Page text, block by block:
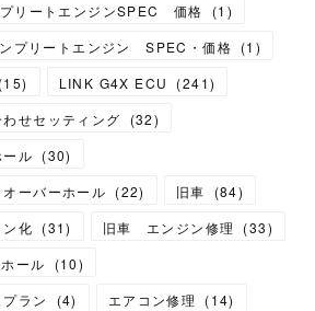
リートエンジンSPEC 価格
(1 )
プリートエンジン SPEC・価格 (1 )
(15) LINK G4X ECU (241)
せセッティング
(32)
ル (30)
ーバーホール (22) 旧車 (84)
化 (31) 旧車 エンジン修理 (33)
ール
(10)
ラン
(4) エアコン修理 (14)